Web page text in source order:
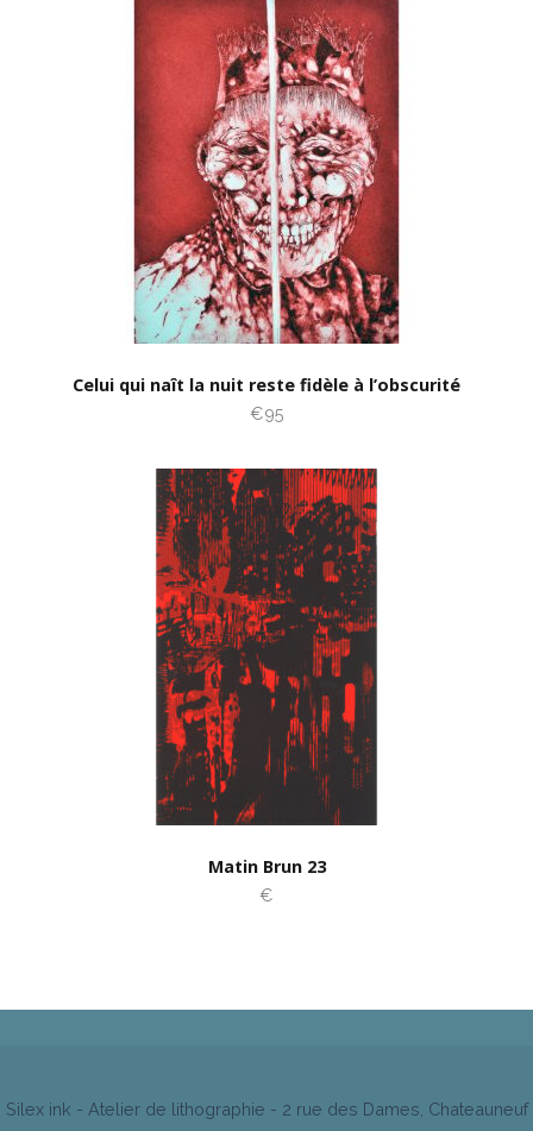
Celui qui naît la nuit reste fidèle à l’obscurité
€95
Matin Brun 23
€
Silex ink - Atelier de lithographie - 2 rue des Dames, Chateauneuf